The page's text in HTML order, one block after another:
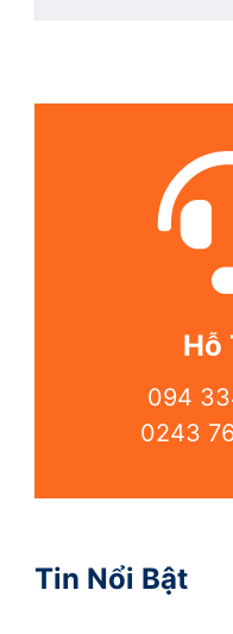
Hỗ
094
0243
Tin Nổi Bật